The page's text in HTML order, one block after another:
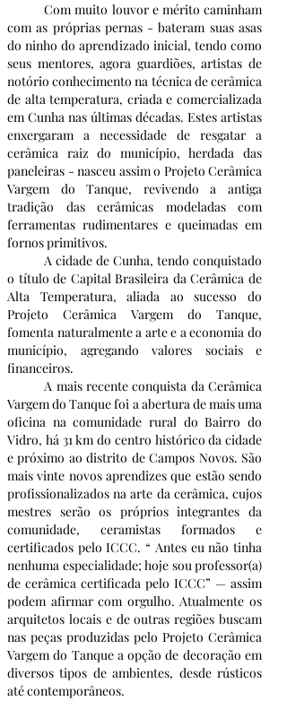
	Com muito louvor e mérito caminham
com as próprias pernas - bateram suas asas
do ninho do aprendizado inicial, tendo como
seus mentores, agora guardiões, artistas de
notório conhecimento na técnica de cerâmica
de alta temperatura, criada e comercializada
em Cunha nas últimas décadas. Estes artistas
enxergaram a necessidade de resgatar a
cerâmica raiz do município, herdada das
paneleiras - nasceu assim o Projeto Cerâmica
Vargem do Tanque, revivendo a antiga
tradição das cerâmicas modeladas com
ferramentas rudimentares e queimadas em
fornos primitivos.
o título de Capital Brasileira da Cerâmica de
Alta Temperatura, aliada ao sucesso do
Projeto Cerâmica Vargem do Tanque,
fomenta naturalmente a arte e a economia do
município, agregando valores sociais e
financeiros.
	A mais recente conquista da Cerâmica
Vargem do Tanque foi a abertura de mais uma
oficina na comunidade rural do Bairro do
Vidro, há 31 km do centro histórico da cidade
e próximo ao distrito de Campos Novos. São
mais vinte novos aprendizes que estão sendo
profissionalizados na arte da cerâmica, cujos
mestres serão os próprios integrantes da
comunidade, ceramistas formados e
certificados pelo ICCC. “ Antes eu não tinha
nenhuma especialidade; hoje sou professor(a)
de cerâmica certificada pelo ICCC” — assim
podem afirmar com orgulho. Atualmente os
arquitetos locais e de outras regiões buscam
nas peças produzidas pelo Projeto Cerâmica
Vargem do Tanque a opção de decoração em
diversos tipos de ambientes, desde rústicos
até contemporâneos.